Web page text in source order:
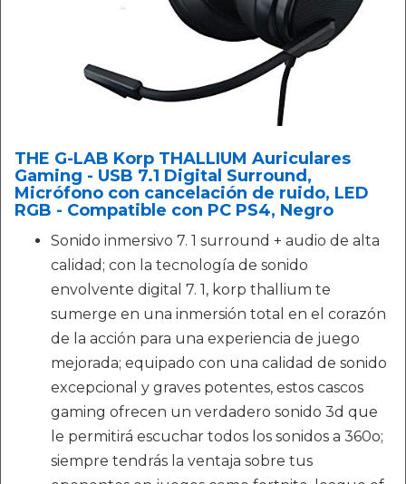
THE G-LAB Korp THALLIUM Auriculares
Gaming - USB 7.1 Digital Surround,
Micrófono con cancelación de ruido, LED
RGB - Compatible con PC PS4, Negro
Sonido inmersivo 7. 1 surround + audio de alta
calidad; con la tecnología de sonido
envolvente digital 7. 1, korp thallium te
sumerge en una inmersión total en el corazón
de la acción para una experiencia de juego
mejorada; equipado con una calidad de sonido
excepcional y graves potentes, estos cascos
gaming ofrecen un verdadero sonido 3d que
le permitirá escuchar todos los sonidos a 360o;
siempre tendrás la ventaja sobre tus